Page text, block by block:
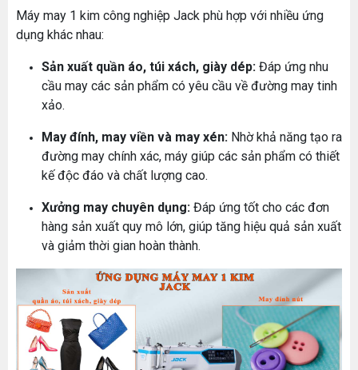
Máy may 1 kim công nghiệp Jack phù hợp với nhiều ứng
dụng khác nhau:
Sản xuất quần áo, túi xách, giày dép: Đáp ứng nhu
cầu may các sản phẩm có yêu cầu về đường may tinh
xảo.
May đính, may viền và may xén: Nhờ khả năng tạo ra
đường may chính xác, máy giúp các sản phẩm có thiết
kế độc đáo và chất lượng cao.
Xưởng may chuyên dụng: Đáp ứng tốt cho các đơn
hàng sản xuất quy mô lớn, giúp tăng hiệu quả sản xuất
và giảm thời gian hoàn thành.